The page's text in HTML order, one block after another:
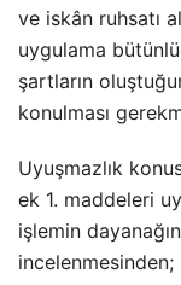
ve iskân ruhsatı
uygulama
şartların
konulması
Uyuşmazlık
ek 1. maddeleri
işlemin